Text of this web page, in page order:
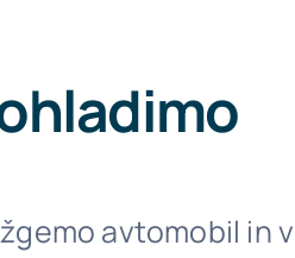
avtomobil in